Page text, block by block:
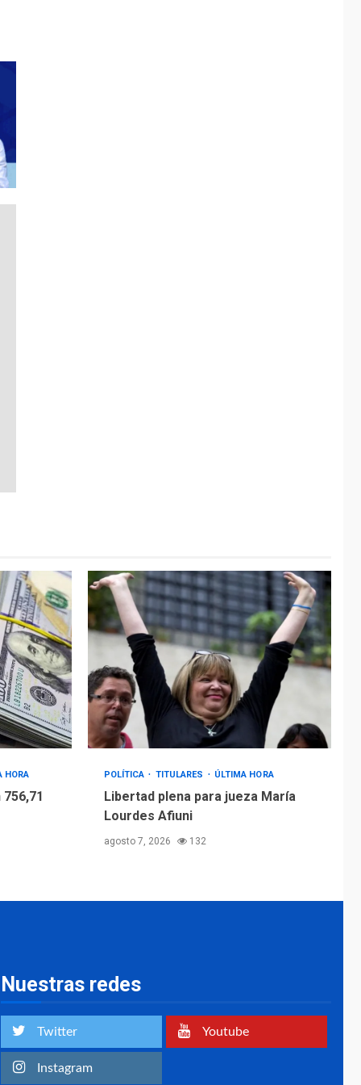
HORA POLÍTICA TITULARES ÚLTIMA HORA
Libertad plena para jueza María
Lourdes Afiuni
agosto 7, 2026 132
Nuestras redes
Twitter Youtube
Instagram